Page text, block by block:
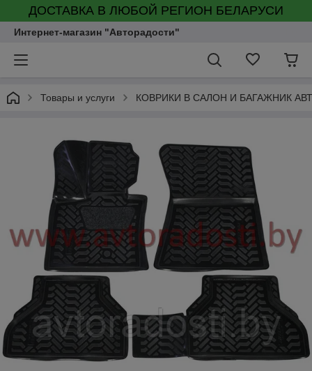
ДОСТАВКА В ЛЮБОЙ РЕГИОН БЕЛАРУСИ
Интернет-магазин "Авторадости"
Товары и услуги КОВРИКИ В САЛОН И БАГАЖНИК